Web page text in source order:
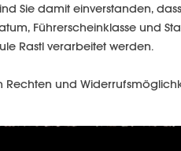
Sie damit einverstanden,
Führerscheinklasse
Rastl verarbeitet werden.
und